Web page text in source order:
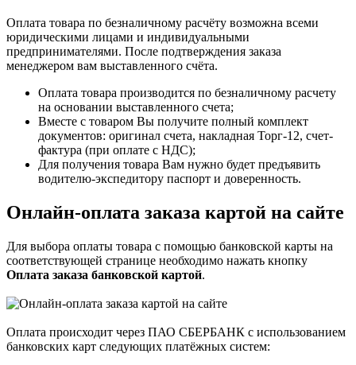
Оплата товара по безналичному расчёту возможна всеми
юридическими лицами и индивидуальными
предпринимателями. После подтверждения заказа
менеджером вам выставленного счёта.
Оплата товара производится по безналичному расчету
на основании выставленного счета;
Вместе с товаром Вы получите полный комплект
документов: оригинал счета, накладная Торг-12, счет-
фактура (при оплате с НДС);
Для получения товара Вам нужно будет предъявить
водителю-экспедитору паспорт и доверенность.
Онлайн-оплата заказа картой на сайте
Для выбора оплаты товара с помощью банковской карты на
соответствующей странице необходимо нажать кнопку
Оплата заказа банковской картой.
Оплата происходит через ПАО СБЕРБАНК с использованием
банковских карт следующих платёжных систем: